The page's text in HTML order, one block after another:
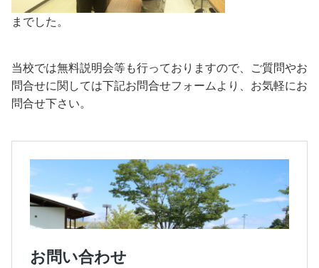
までした。
当校では無料説明会等も行っておりますので、ご質問やお
問合せに関しては下記お問合せフォームより、お気軽にお
問合せ下さい。